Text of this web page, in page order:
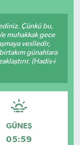
Çünkü bu,
muhakkak gece
vesîledir,
günahlara
(Hadis-i
GÜNEŞ
05:59